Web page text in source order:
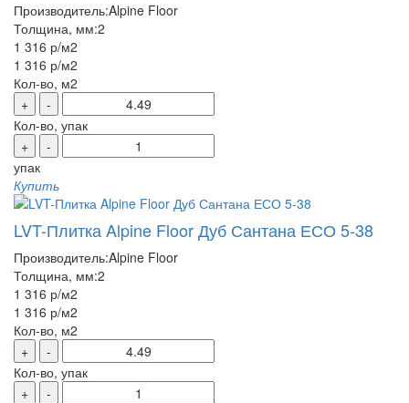
Производитель:Alpine Floor
Толщина, мм:2
1 316 р/м2
1 316 р/м2
Кол-во, м2
+
-
Кол-во, упак
+
-
упак
Купить
LVT-Плитка Alpine Floor Дуб Сантана ЕСО 5-38
Производитель:Alpine Floor
Толщина, мм:2
1 316 р/м2
1 316 р/м2
Кол-во, м2
+
-
Кол-во, упак
+
-